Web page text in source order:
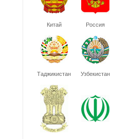
Китай Россия
Таджикистан Узбекистан